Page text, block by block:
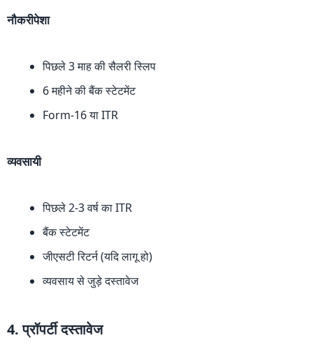
नौकरीपेशा
पिछले 3 माह की सैलरी स्लिप
6 महीने की बैंक स्टेटमेंट
Form-16 या ITR
व्यवसायी
पिछले 2-3 वर्ष का ITR
बैंक स्टेटमेंट
जीएसटी रिटर्न (यदि लागू हो)
व्यवसाय से जुड़े दस्तावेज
4. प्रॉपर्टी दस्तावेज